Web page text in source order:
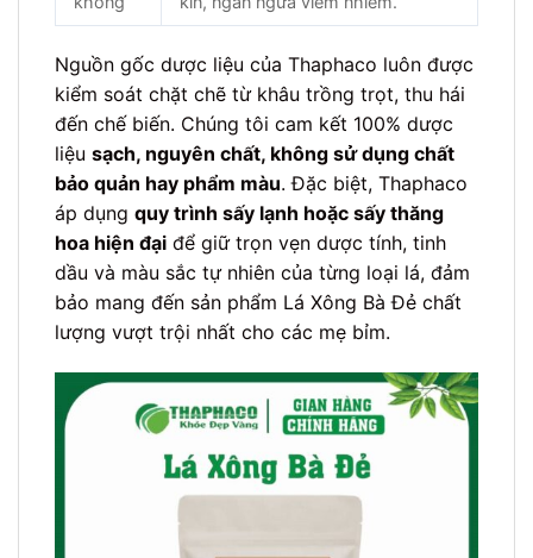
Nguồn gốc dược liệu của Thaphaco luôn được
kiểm soát chặt chẽ từ khâu trồng trọt, thu hái
đến chế biến. Chúng tôi cam kết 100% dược
liệu sạch, nguyên chất, không sử dụng chất
bảo quản hay phẩm màu. Đặc biệt, Thaphaco
áp dụng quy trình sấy lạnh hoặc sấy thăng
hoa hiện đại để giữ trọn vẹn dược tính, tinh
dầu và màu sắc tự nhiên của từng loại lá, đảm
bảo mang đến sản phẩm Lá Xông Bà Đẻ chất
lượng vượt trội nhất cho các mẹ bỉm.